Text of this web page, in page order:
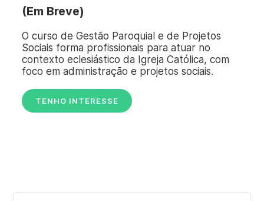
(Em Breve)
O curso de Gestão Paroquial e de Projetos
Sociais forma profissionais para atuar no
contexto eclesiástico da Igreja Católica, com
foco em administração e projetos sociais.
TENHO INTERESSE